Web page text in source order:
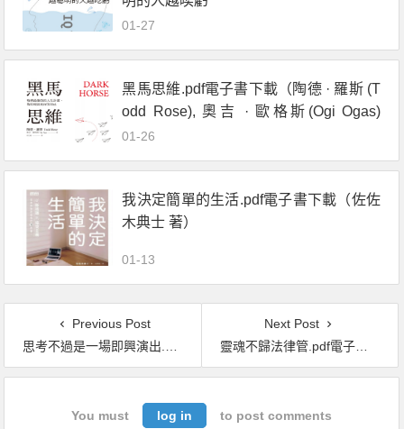
01-27
黑馬思維.pdf電子書下載（陶德 · 羅斯 (T
odd Rose), 奧吉 · 歐格斯(Ogi Ogas)
著） : 哈佛最推崇的人生計畫,教你成就
01-26
我決定簡單的生活.pdf電子書下載（佐佐
木典士 著）
01-13
Previous Post
思考不過是一場即興演出.pdf電子書下載（尼克．查特(Nick Chater) 著）：用行為心理學揭開深層心智的迷思
Next Post
靈魂不歸法律管.pdf電子書下載（黃榮堅 著）︰給現代公民的第一堂法律思辨課
You must log in to post comments